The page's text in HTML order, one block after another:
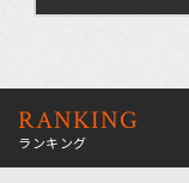
RANKING
ランキング